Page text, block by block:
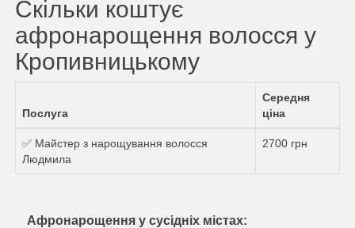
Скільки коштує
афронарощення волосся у
Кропивницькому
Послуга
Середня
ціна
✅ Майстер з нарощування волосся
Людмила
2700 грн
Афронарощення у сусідніх містах: